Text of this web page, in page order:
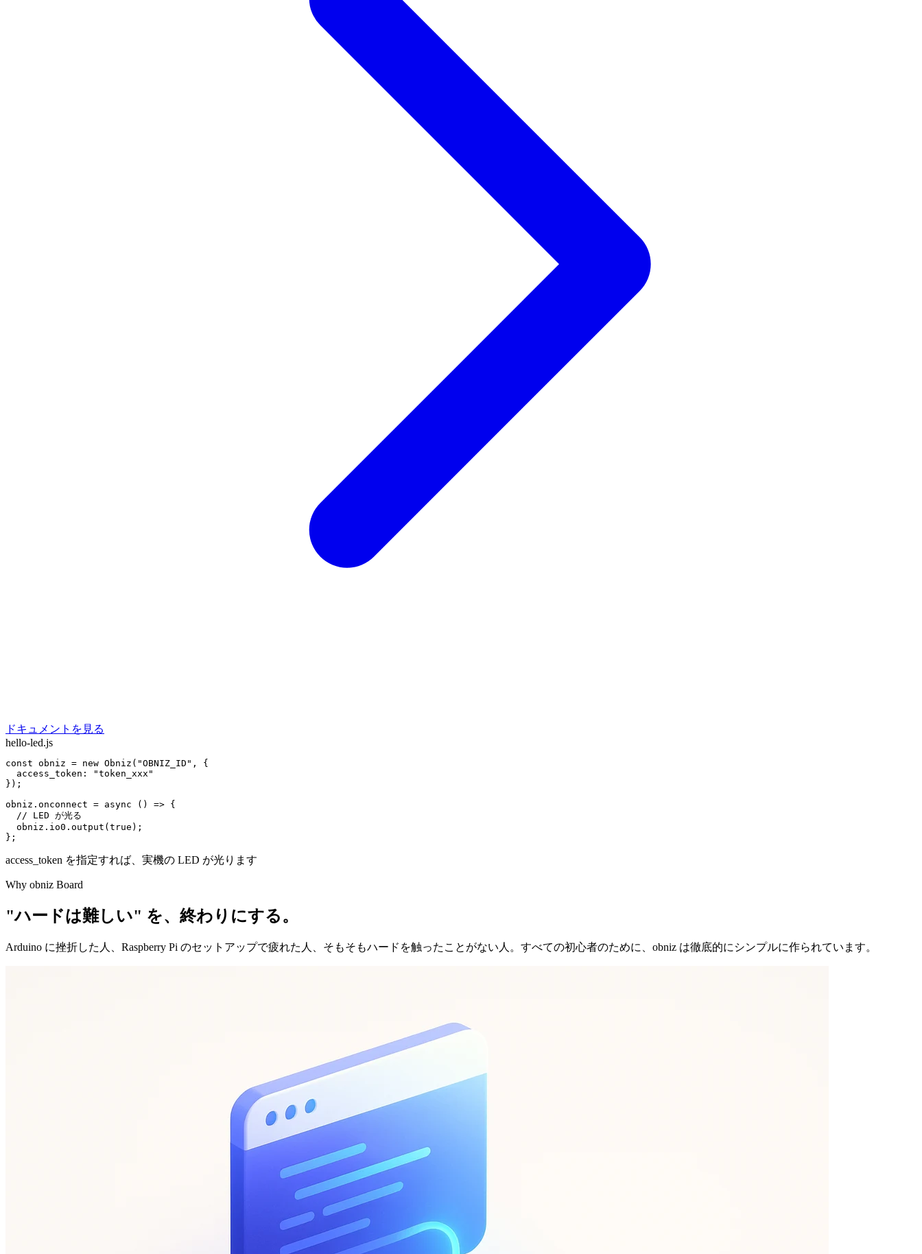
ドキュメントを見る
hello-led.js
const obniz = new Obniz ( "OBNIZ_ID" , {
access_token :
"token_xxx"
});
obniz. onconnect = async () => {
// LED が光る
  obniz.io0.
output ( true );
};
access_token を指定すれば、実機の LED が光ります
Why obniz Board
"ハードは難しい" を、 終わりにする。
Arduino に挫折した人、Raspberry Pi のセットアップで疲れた人、そもそもハードを触ったことがない人。すべての初心者のために、obniz は徹底的にシンプルに作られています。